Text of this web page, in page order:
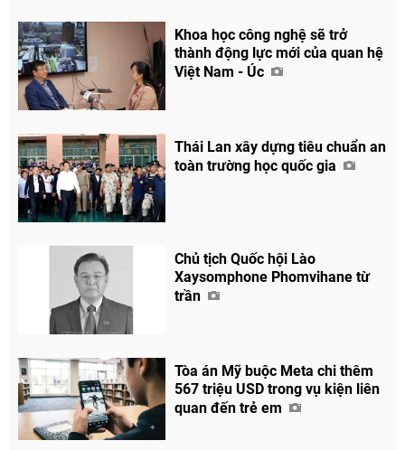
Khoa học công nghệ sẽ trở
thành động lực mới của quan hệ
Việt Nam - Úc
Thái Lan xây dựng tiêu chuẩn an
toàn trường học quốc gia
Chủ tịch Quốc hội Lào
Xaysomphone Phomvihane từ
trần
Tòa án Mỹ buộc Meta chi thêm
567 triệu USD trong vụ kiện liên
quan đến trẻ em